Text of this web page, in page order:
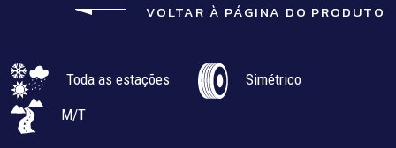
VOLTAR À PÁGINA DO PRODUTO
Toda as estações
Simétrico
M/T